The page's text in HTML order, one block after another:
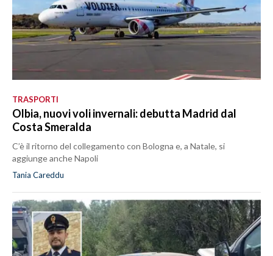
TRASPORTI
Olbia, nuovi voli invernali: debutta Madrid dal
Costa Smeralda
C’è il ritorno del collegamento con Bologna e, a Natale, si
aggiunge anche Napoli
Tania Careddu